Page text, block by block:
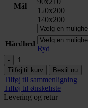
Mål
90x210
120x200
140x200
Hårdhed
Ryd
Vision
Plus
madras
Zone-
Pocket
fjedre
Tilføj til kurv Bestil nu
Tilføj til sammenligning
Tilføj til ønskeliste
Levering og retur